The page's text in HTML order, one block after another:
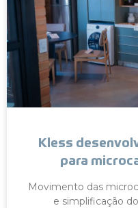
Kless
para
Movimento das
e simplificação